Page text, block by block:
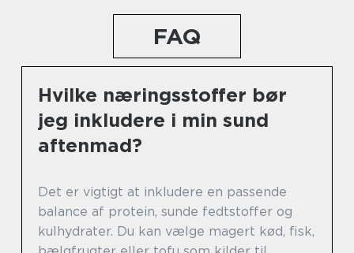
FAQ
Hvilke næringsstoffer bør
jeg inkludere i min sund
aftenmad?
Det er vigtigt at inkludere en passende
balance af protein, sunde fedtstoffer og
kulhydrater. Du kan vælge magert kød, fisk,